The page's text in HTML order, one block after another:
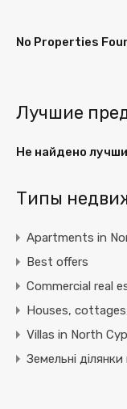
No Properties
Лучшие
Не найдено
Типы
Apartments in
Best offers
Commercial real
Houses,
Villas in North
Земельні ділянки